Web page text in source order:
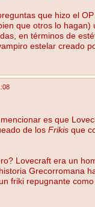
que hizo el
que otros lo hagan)
en términos de
estelar creado
es que
de los Frikis que
Lovecraft era un
Grecorromana
friki repugnante